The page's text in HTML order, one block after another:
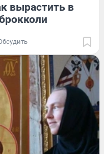
вырастить в